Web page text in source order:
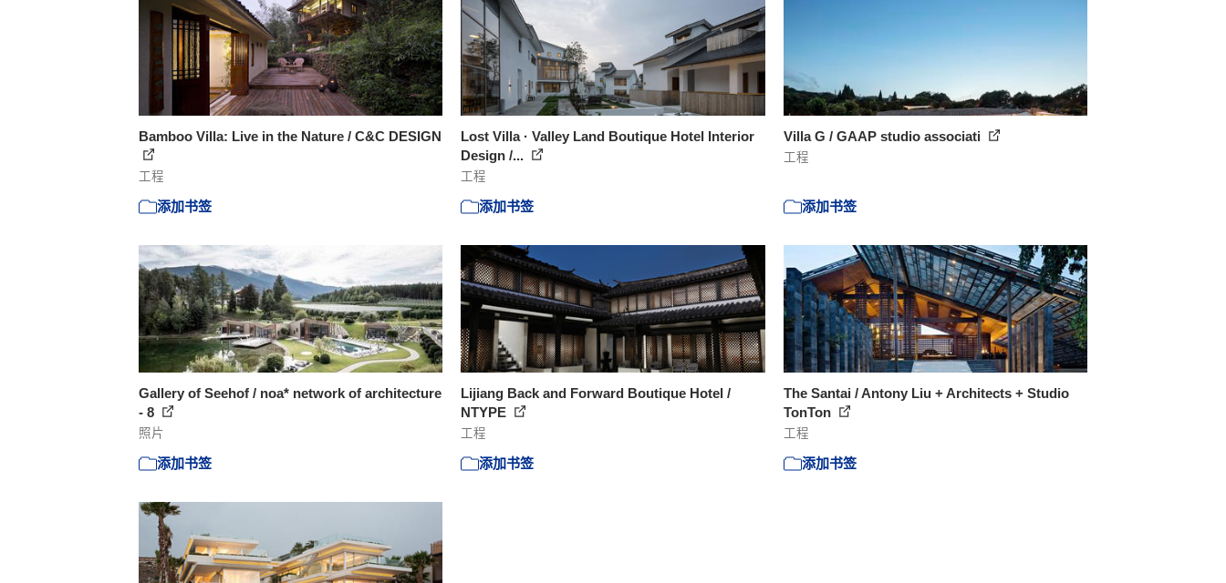
Bamboo Villa: Live in the Nature / C&C DESIGN
工程
添加书签
Lost Villa · Valley Land Boutique Hotel Interior
Design /...
工程
添加书签
Villa G / GAAP studio associati
工程
添加书签
Gallery of Seehof / noa* network of architecture
- 8
照片
添加书签
Lijiang Back and Forward Boutique Hotel /
NTYPE
工程
添加书签
The Santai / Antony Liu + Architects + Studio
TonTon
工程
添加书签